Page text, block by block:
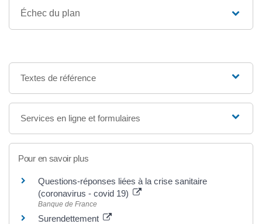
Échec du plan
Textes de référence
Services en ligne et formulaires
Pour en savoir plus
Questions-réponses liées à la crise sanitaire
(coronavirus - covid 19)
Banque de France
Surendettement